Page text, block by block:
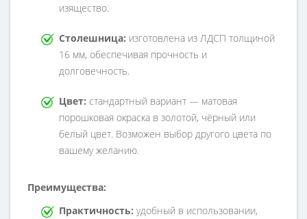
изящество.
Столешница: изготовлена из ЛДСП толщиной
16 мм, обеспечивая прочность и
долговечность.
Цвет: стандартный вариант — матовая
порошковая окраска в золотой, чёрный или
белый цвет. Возможен выбор другого цвета по
вашему желанию.
Преимущества:
Практичность: удобный в использовании,